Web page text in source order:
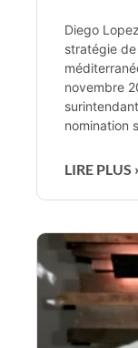
Diego
stratégie
novembre
nomination
LIRE PLUS